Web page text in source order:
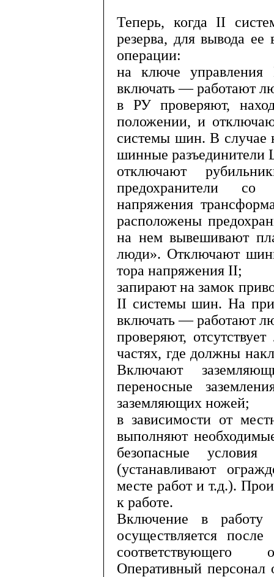
Теперь, когда II
резерва, для вывода
операции:
на ключе
включать — работают
в РУ проверяют,
положе­нии, и
системы шин. В случае
шинные
отключают
предохрани­тели
напряжения
расположены
на нем вывешивают
люди». Отключают
тора напряжения II;
запирают на замок
II системы шин. На
включать — работают
проверяют,
час­тях, где должны
Включают
переносные
заземляющих ножей;
в зависимости от
выполня­ют
безопасные ус­ловия
(устанавливают
месте работ и т.д.).
к работе.
Включение в
осуществляет­ся
соответствующего
Оперативный персонал